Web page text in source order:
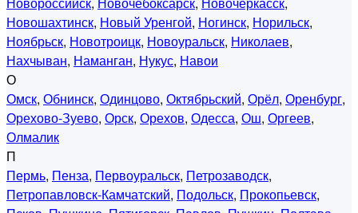
Новошахтинск, Новый Уренгой, Ногинск, Норильск,
Ноябрьск, Новотроицк, Новоуральск, Николаев,
Нахчыван, Наманган, Нукус, Навои
О
Омск, Обнинск, Одинцово, Октябрьский, Орёл, Оренбург,
Орехово-Зуево, Орск, Орехов, Одесса, Ош, Оргеев,
Олмалик
П
Пермь, Пенза, Первоуральск, Петрозаводск,
Петропавловск-Камчатский, Подольск, Прокопьевск,